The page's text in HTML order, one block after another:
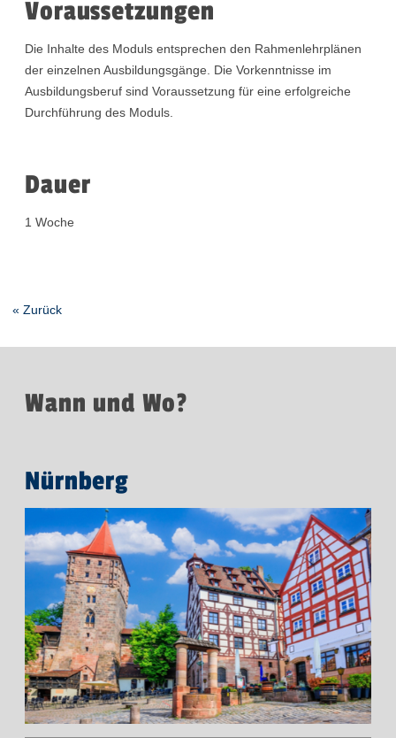
Voraussetzungen
Die Inhalte des Moduls entsprechen den Rahmenlehrplänen
der einzelnen Ausbildungsgänge. Die Vorkenntnisse im
Ausbildungsberuf sind Voraussetzung für eine erfolgreiche
Durchführung des Moduls.
Dauer
1 Woche
« Zurück
Wann und Wo?
Nürnberg